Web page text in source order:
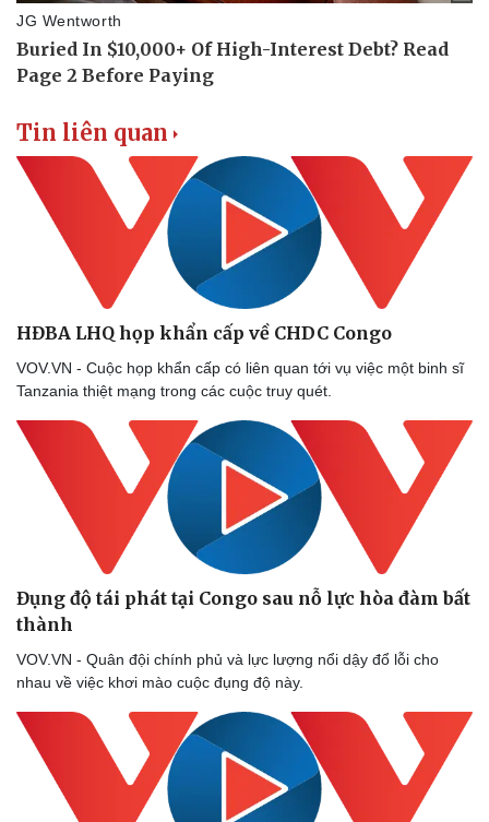
Tư vấn luật
Tin liên quan
HĐBA LHQ họp khẩn cấp về CHDC Congo
VOV.VN - Cuộc họp khẩn cấp có liên quan tới vụ việc một binh sĩ
Tanzania thiệt mạng trong các cuộc truy quét.
Đụng độ tái phát tại Congo sau nỗ lực hòa đàm bất
thành
VOV.VN - Quân đội chính phủ và lực lượng nổi dậy đổ lỗi cho
nhau về việc khơi mào cuộc đụng độ này.